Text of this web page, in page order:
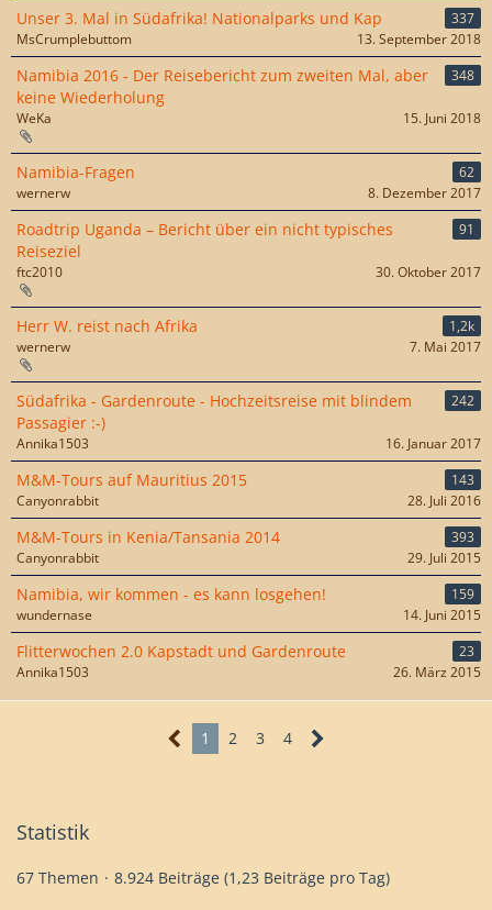
Unser 3. Mal in Südafrika! Nationalparks und Kap
337
MsCrumplebuttom
13. September 2018
Namibia 2016 - Der Reisebericht zum zweiten Mal, aber
keine Wiederholung
348
WeKa 15. Juni 2018
Namibia-Fragen
62
wernerw
8. Dezember 2017
Roadtrip Uganda – Bericht über ein nicht typisches
Reiseziel
91
ftc2010 30. Oktober 2017
Herr W. reist nach Afrika
1,2k
wernerw
7. Mai 2017
Südafrika - Gardenroute - Hochzeitsreise mit blindem
Passagier :-)
242
Annika1503 16. Januar 2017
M&M-Tours auf Mauritius 2015
143
Canyonrabbit
28. Juli 2016
M&M-Tours in Kenia/Tansania 2014
393
Canyonrabbit
29. Juli 2015
Namibia, wir kommen - es kann losgehen!
159
wundernase
14. Juni 2015
Flitterwochen 2.0 Kapstadt und Gardenroute
23
Annika1503
26. März 2015
1 2 3 4
Statistik
67 Themen 8.924 Beiträge (1,23 Beiträge pro Tag)